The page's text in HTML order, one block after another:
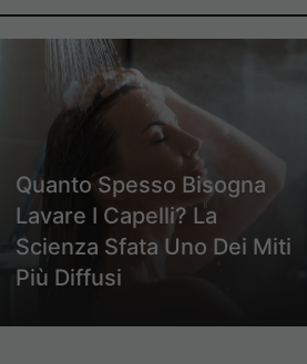
Quanto Spesso Bisogna
Lavare I Capelli? La
Scienza Sfata Uno Dei Miti
Più Diffusi